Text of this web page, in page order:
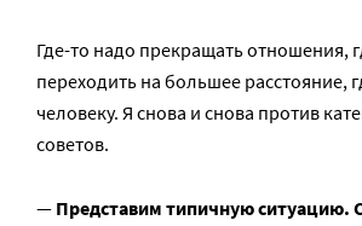
Где-то надо прекращать отношения,
переходить на большее расстояние,
человеку. Я снова и снова против
советов.
— Представим типичную ситуацию.